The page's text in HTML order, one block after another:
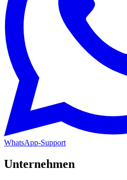
WhatsApp-Support
Unternehmen